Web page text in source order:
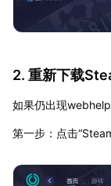
2. 重新下载
如果仍出现
第一步：点击